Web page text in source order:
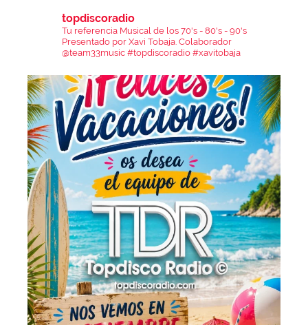
topdiscoradio
Tu referencia Musical de los 70's - 80's - 90's
Presentado por Xavi Tobaja. Colaborador
@team33music #topdiscoradio #xavitobaja